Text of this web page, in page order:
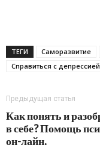
ТЕГИ Саморазвитие
Справиться с депрессией
Предыдущая статья
Как понять и
в себе? Помощь
он-лайн.